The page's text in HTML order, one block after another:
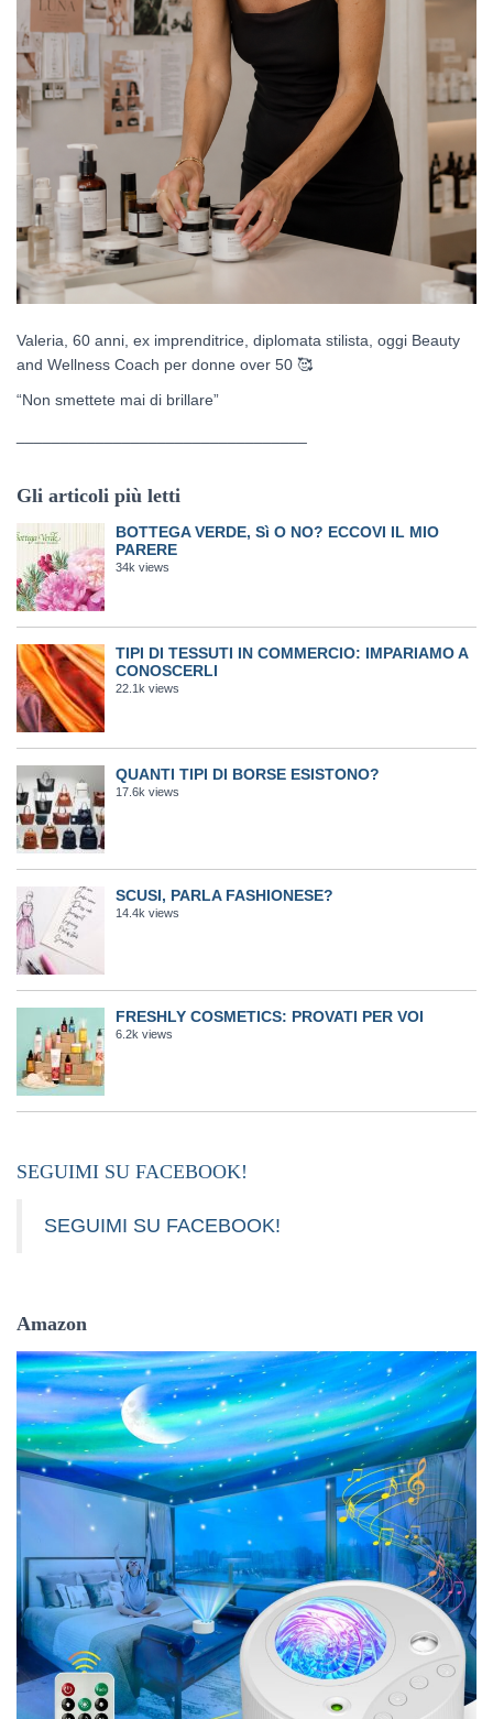
Valeria, 60 anni, ex imprenditrice, diplomata stilista, oggi Beauty
and Wellness Coach per donne over 50 🥰
“Non smettete mai di brillare”
Gli articoli più letti
BOTTEGA VERDE, Sì O NO? ECCOVI IL MIO
PARERE
34k views
TIPI DI TESSUTI IN COMMERCIO: IMPARIAMO A
CONOSCERLI
22.1k views
QUANTI TIPI DI BORSE ESISTONO?
17.6k views
SCUSI, PARLA FASHIONESE?
14.4k views
FRESHLY COSMETICS: PROVATI PER VOI
6.2k views
SEGUIMI SU FACEBOOK!
SEGUIMI SU FACEBOOK!
Amazon